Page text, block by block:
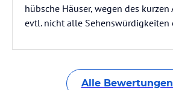
hübsche Häuser, wegen des
evtl. nicht alle Sehenswürdigkeiten
Alle